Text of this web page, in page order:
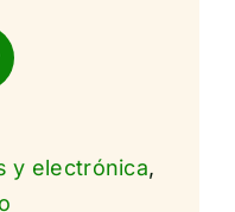
y electrónica,